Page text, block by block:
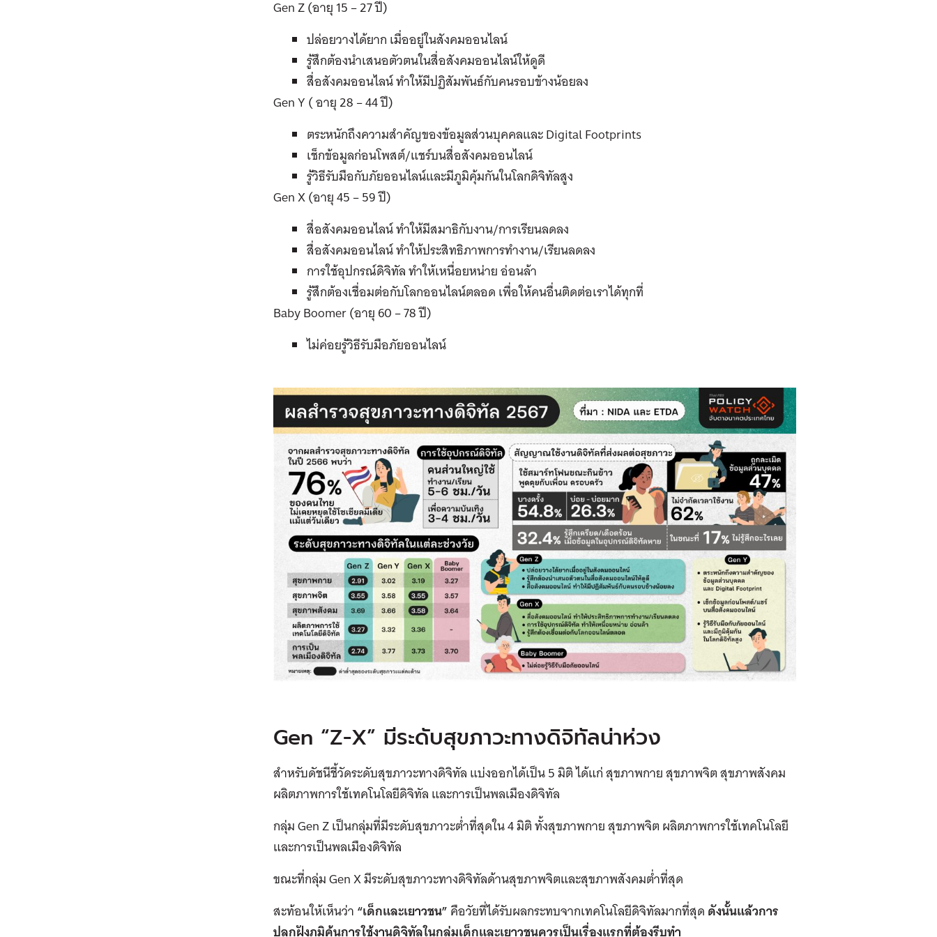
Gen Z (อายุ 15 – 27 ปี)
ปล่อยวางได้ยาก เมื่ออยู่ในสังคมออนไลน์
รู้สึกต้องนำเสนอตัวตนในสื่อสังคมออนไลน์ให้ดูดี
สื่อสังคมออนไลน์ ทำให้มีปฏิสัมพันธ์กับคนรอบข้างน้อยลง
Gen Y ( อายุ 28 – 44 ปี)
ตระหนักถึงความสำคัญของข้อมูลส่วนบุคคลและ Digital Footprints
เช็กข้อมูลก่อนโพสต์/แชร์บนสื่อสังคมออนไลน์
รู้วิธีรับมือกับภัยออนไลน์และมีภูมิคุ้มกันในโลกดิจิทัลสูง
Gen X (อายุ 45 – 59 ปี)
สื่อสังคมออนไลน์ ทำให้มีสมาธิกับงาน/การเรียนลดลง
สื่อสังคมออนไลน์ ทำให้ประสิทธิภาพการทำงาน/เรียนลดลง
การใช้อุปกรณ์ดิจิทัล ทำให้เหนื่อยหน่าย อ่อนล้า
รู้สึกต้องเชื่อมต่อกับโลกออนไลน์ตลอด เพื่อให้คนอื่นติดต่อเราได้ทุกที่
Baby Boomer (อายุ 60 – 78 ปี)
ไม่ค่อยรู้วิธีรับมือภัยออนไลน์
Gen “Z-X” มีระดับสุขภาวะทางดิจิทัลน่าห่วง
สำหรับดัชนีชี้วัดระดับสุขภาวะทางดิจิทัล แบ่งออกได้เป็น 5 มิติ ได้แก่ สุขภาพกาย สุขภาพจิต สุขภาพสังคม
ผลิตภาพการใช้เทคโนโลยีดิจิทัล และการเป็นพลเมืองดิจิทัล
กลุ่ม Gen Z เป็นกลุ่มที่มีระดับสุขภาวะต่ำที่สุดใน 4 มิติ ทั้งสุขภาพกาย สุขภาพจิต ผลิตภาพการใช้เทคโนโลยี
และการเป็นพลเมืองดิจิทัล
ขณะที่กลุ่ม Gen X มีระดับสุขภาวะทางดิจิทัลด้านสุขภาพจิตและสุขภาพสังคมต่ำที่สุด
สะท้อนให้เห็นว่า“เด็กและเยาวชน”คือวัยที่ได้รับผลกระทบจากเทคโนโลยีดิจิทัลมากที่สุดดังนั้นแล้วการ
ปลูกฝังภูมิคุ้นการใช้งานดิจิทัลในกลุ่มเด็กและเยาวชนควรเป็นเรื่องแรกที่ต้องรีบทำ